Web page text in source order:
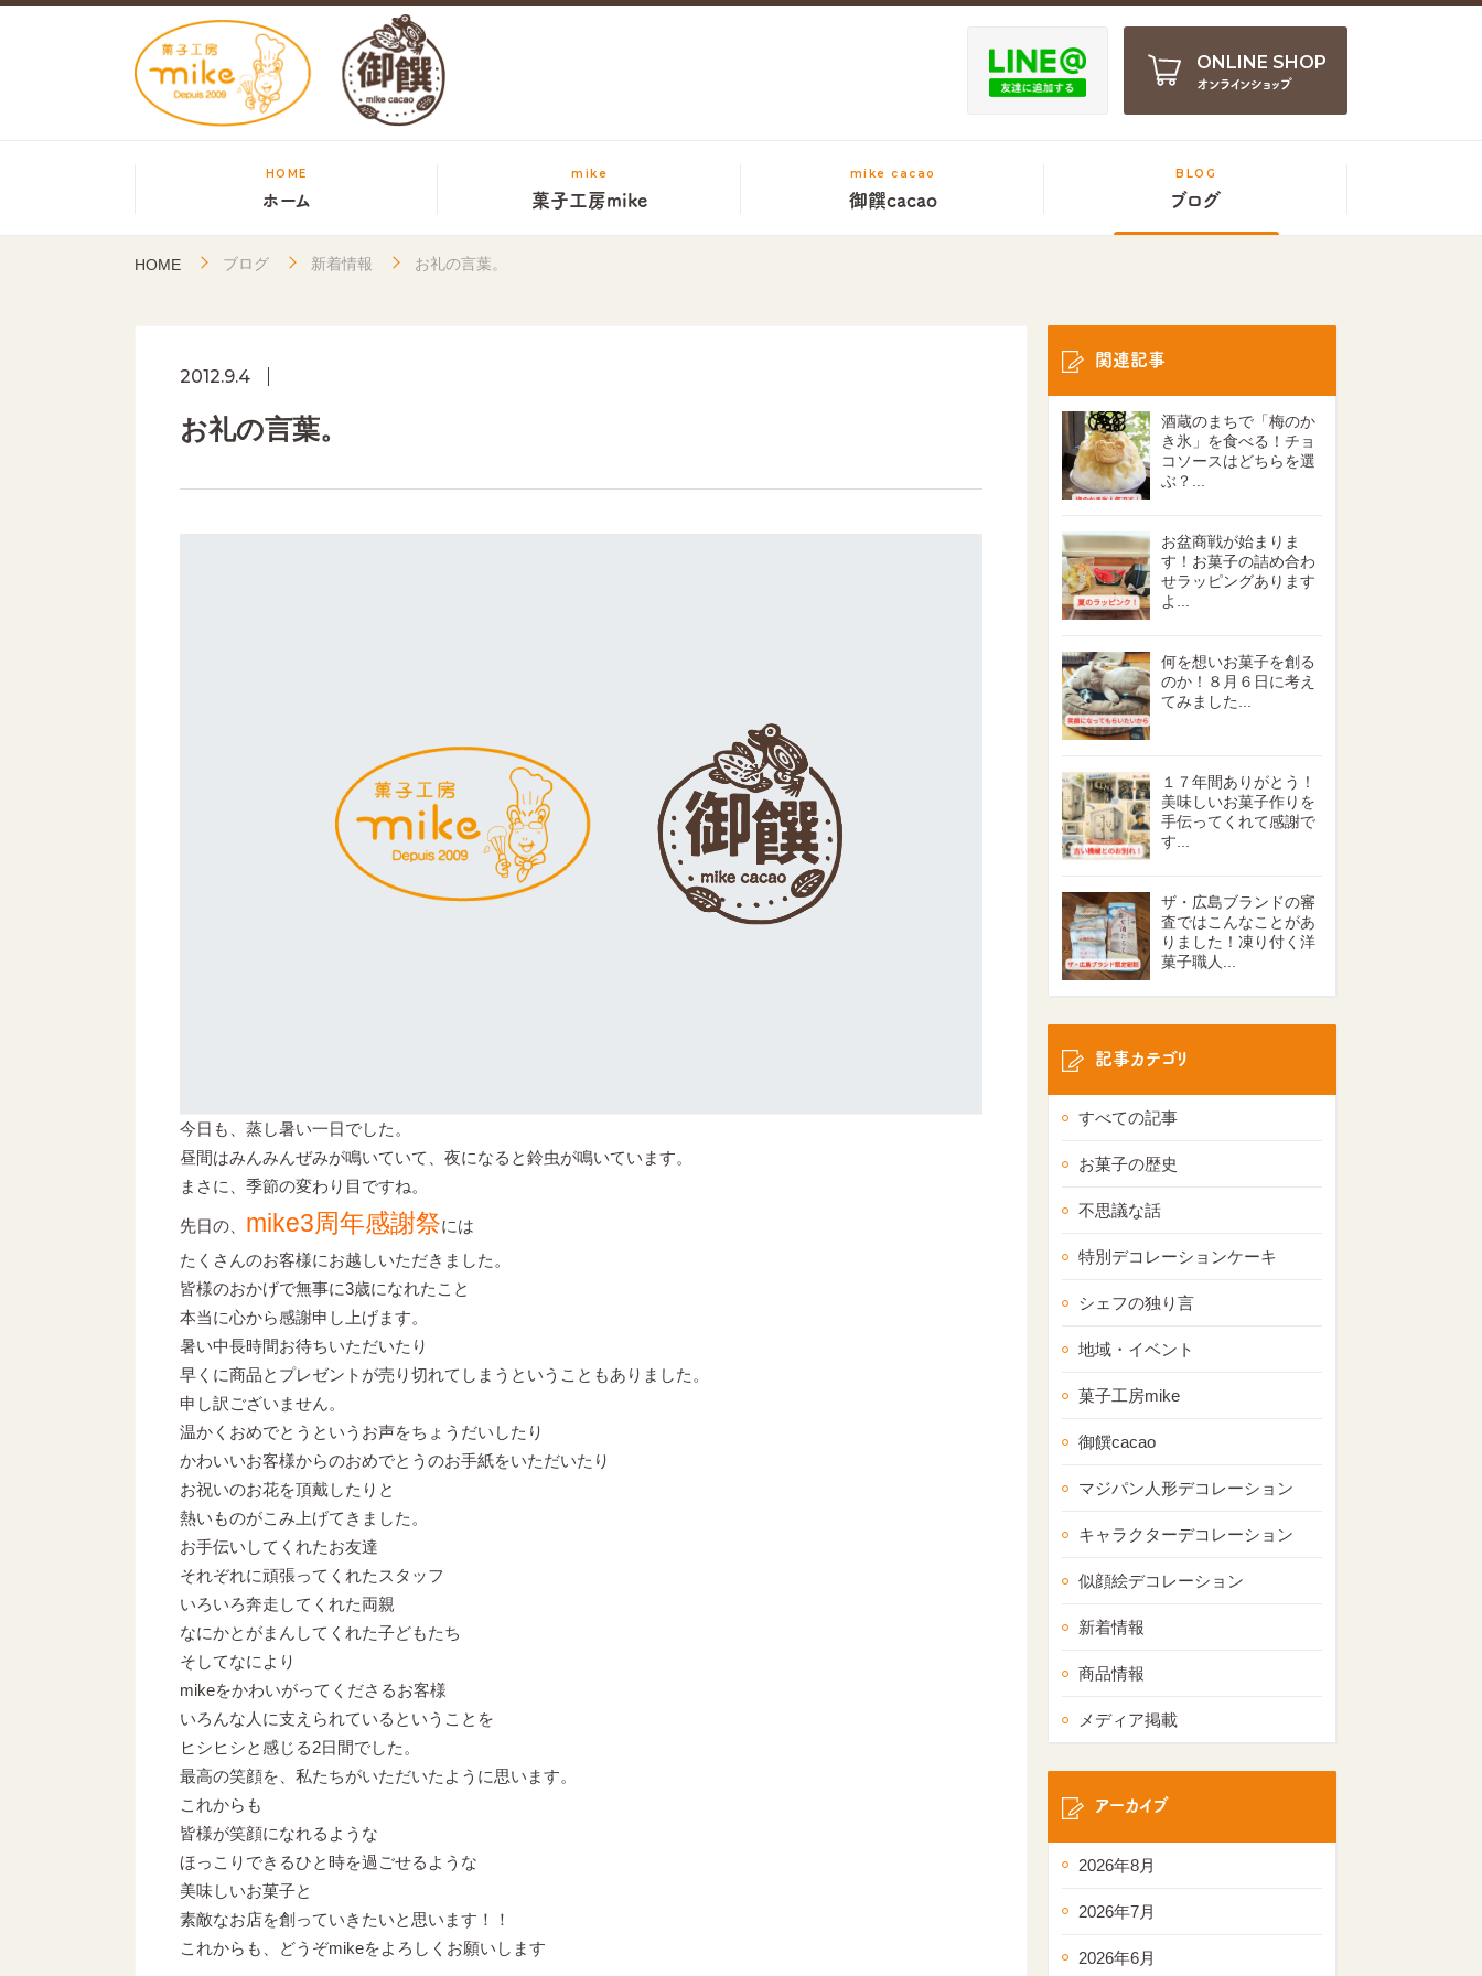
ONLINE SHOP
オンラインショップ
HOME
ホーム
mike
菓子工房mike
mike cacao
御饌cacao
BLOG
ブログ
HOME ブログ 新着情報 お礼の言葉。
2012.9.4
お礼の言葉。
今日も、蒸し暑い一日でした。
昼間はみんみんぜみが鳴いていて、夜になると鈴虫が鳴いています。
まさに、季節の変わり目ですね。
先日の、 mike3周年感謝祭には
たくさんのお客様にお越しいただきました。
皆様のおかげで無事に3歳になれたこと
本当に心から感謝申し上げます。
暑い中長時間お待ちいただいたり
早くに商品とプレゼントが売り切れてしまうということもありました。
申し訳ございません。
温かくおめでとうというお声をちょうだいしたり
かわいいお客様からのおめでとうのお手紙をいただいたり
お祝いのお花を頂戴したりと
熱いものがこみ上げてきました。
お手伝いしてくれたお友達
それぞれに頑張ってくれたスタッフ
いろいろ奔走してくれた両親
なにかとがまんしてくれた子どもたち
そしてなにより
mikeをかわいがってくださるお客様
いろんな人に支えられているということを
ヒシヒシと感じる2日間でした。
最高の笑顔を、私たちがいただいたように思います。
これからも
皆様が笑顔になれるような
ほっこりできるひと時を過ごせるような
美味しいお菓子と
素敵なお店を創っていきたいと思います！！
これからも、どうぞmikeをよろしくお願いします
関連記事
酒蔵のまちで「梅のか
き氷」を食べる！チョ
コソースはどちらを選
ぶ？...
お盆商戦が始まりま
す！お菓子の詰め合わ
せラッピングあります
よ...
何を想いお菓子を創る
のか！８月６日に考え
てみました...
１７年間ありがとう！
美味しいお菓子作りを
手伝ってくれて感謝で
す...
ザ・広島ブランドの審
査ではこんなことがあ
りました！凍り付く洋
菓子職人...
記事カテゴリ
すべての記事
お菓子の歴史
不思議な話
特別デコレーションケーキ
シェフの独り言
地域・イベント
菓子工房mike
御饌cacao
マジパン人形デコレーション
キャラクターデコレーション
似顔絵デコレーション
新着情報
商品情報
メディア掲載
アーカイブ
2026年8月
2026年7月
2026年6月